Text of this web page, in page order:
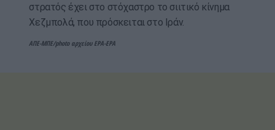
στρατός έχει στο στόχαστρο το σιιτικό κίνημα
Χεζμπολά, που πρόσκειται στο Ιράν.
ΑΠΕ-ΜΠΕ/photo αρχείου EPA-EPA